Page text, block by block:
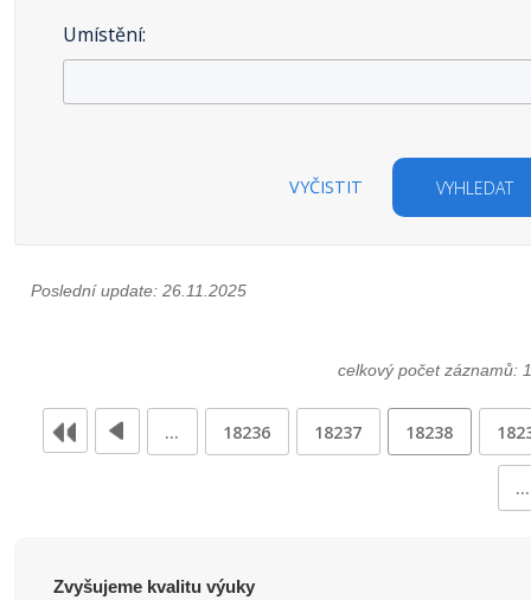
Umístění:
VYČISTIT VYHLEDAT
Poslední update: 26.11.2025
celkový počet záznamů:
… 18236 18237 18238
…
Zvyšujeme kvalitu výuky